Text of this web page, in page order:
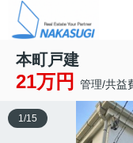
本町戸建
21万円 管理/共益
1/15